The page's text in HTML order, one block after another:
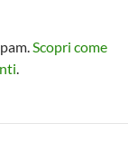
Scopri come